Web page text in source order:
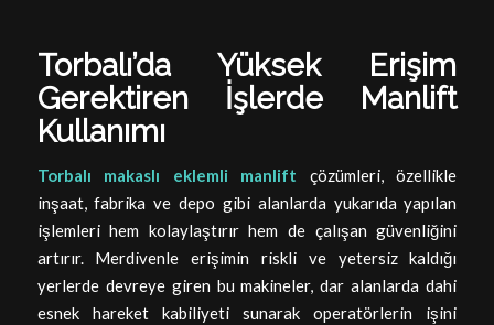
Torbalı’da Yüksek Erişim
Gerektiren İşlerde Manlift
Kullanımı
Torbalı makaslı eklemli manlift çözümleri, özellikle
inşaat, fabrika ve depo gibi alanlarda yukarıda yapılan
işlemleri hem kolaylaştırır hem de çalışan güvenliğini
artırır. Merdivenle erişimin riskli ve yetersiz kaldığı
yerlerde devreye giren bu makineler, dar alanlarda dahi
esnek hareket kabiliyeti sunarak operatörlerin işini